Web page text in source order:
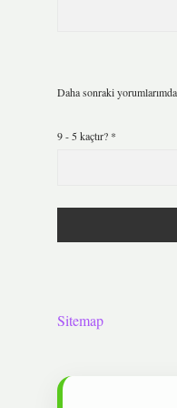
Daha sonraki
9 - 5 kaçtır? *
Sitemap